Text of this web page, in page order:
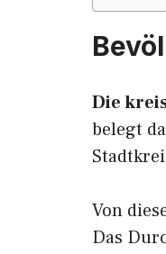
Die
belegt
Von
Das